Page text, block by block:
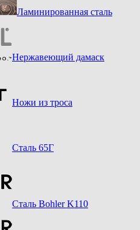
Ламинированная сталь
Нержавеющий дамаск
Ножи из троса
Сталь 65Г
Сталь Bohler K110